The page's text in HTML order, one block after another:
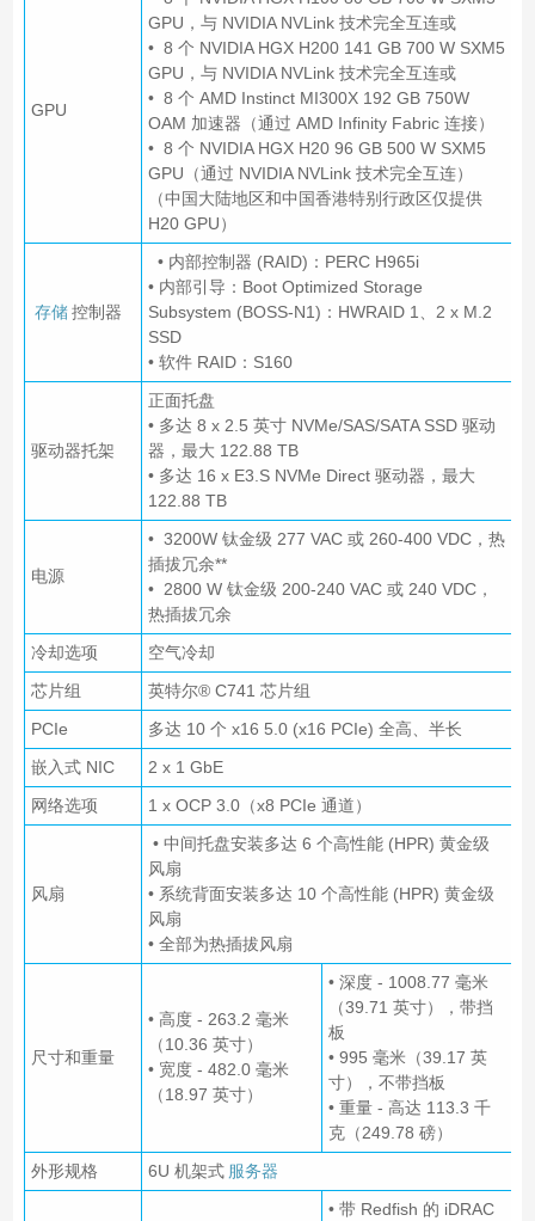
GPU
GPU，与 NVIDIA NVLink 技术完全互连或
• 8 个 NVIDIA HGX H200 141 GB 700 W SXM5
GPU，与 NVIDIA NVLink 技术完全互连或
• 8 个 AMD Instinct MI300X 192 GB 750W
OAM 加速器（通过 AMD Infinity Fabric 连接）
• 8 个 NVIDIA HGX H20 96 GB 500 W SXM5
GPU（通过 NVIDIA NVLink 技术完全互连）
（中国大陆地区和中国香港特别行政区仅提供
H20 GPU）
存储 控制器
• 内部控制器 (RAID)：PERC H965i
• 内部引导：Boot Optimized Storage
Subsystem (BOSS-N1)：HWRAID 1、2 x M.2
SSD
• 软件 RAID：S160
驱动器托架
正面托盘
• 多达 8 x 2.5 英寸 NVMe/SAS/SATA SSD 驱动
器，最大 122.88 TB
• 多达 16 x E3.S NVMe Direct 驱动器，最大
122.88 TB
电源
• 3200W 钛金级 277 VAC 或 260-400 VDC，热
插拔冗余**
• 2800 W 钛金级 200-240 VAC 或 240 VDC，
热插拔冗余
冷却选项
空气冷却
芯片组
英特尔® C741 芯片组
PCIe
多达 10 个 x16 5.0 (x16 PCIe) 全高、半长
嵌入式 NIC
2 x 1 GbE
网络选项
1 x OCP 3.0（x8 PCIe 通道）
风扇
• 中间托盘安装多达 6 个高性能 (HPR) 黄金级
风扇
• 系统背面安装多达 10 个高性能 (HPR) 黄金级
风扇
• 全部为热插拔风扇
尺寸和重量
• 高度 - 263.2 毫米
（10.36 英寸）
• 宽度 - 482.0 毫米
（18.97 英寸）
• 深度 - 1008.77 毫米
（39.71 英寸），带挡
板
• 995 毫米（39.17 英
寸），不带挡板
• 重量 - 高达 113.3 千
克（249.78 磅）
外形规格
6U 机架式 服务器
• 带 Redfish 的 iDRAC